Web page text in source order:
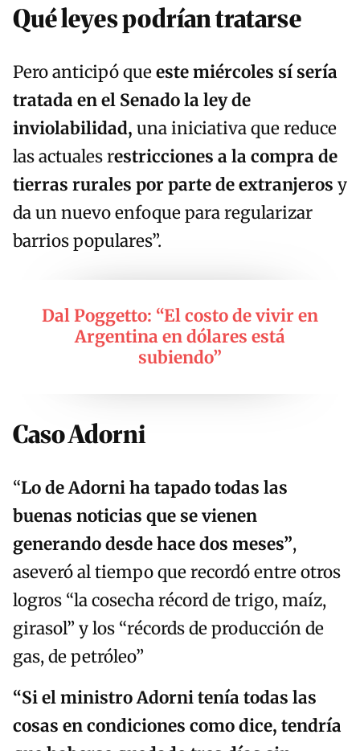
Qué leyes podrían tratarse
Pero anticipó queeste miércoles sí sería
tratada enel Senadolaley de
inviolabilidad, una iniciativa que reduce
las actuales restricciones a la compra de
tierras rurales por parte de extranjeros y
da un nuevo enfoque para regularizar
barrios populares”.
Dal Poggetto: “El costo de vivir en
Argentina en dólares está
subiendo”
Caso Adorni
“Lo de Adorni ha tapado todas las
buenas noticias que se vienen
generando desde hace dos meses”,
aseveró al tiempo que recordó entre otros
logros “la cosecha récord de trigo, maíz,
girasol” y los “récords de producción de
gas, de petróleo”
“Si el ministro Adorni tenía todas las
cosas en condiciones como dice, tendría